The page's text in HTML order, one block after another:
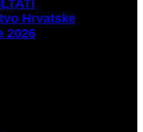
Hrvatske
2026